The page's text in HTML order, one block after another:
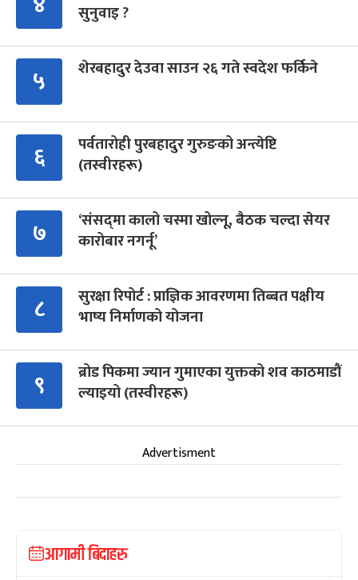
सुनुवाइ ?
५ शेरबहादुर देउवा साउन २६ गते स्वदेश फर्किने
६
पर्वतारोही पुरबहादुर गुरुङको अन्त्येष्टि
(तस्वीरहरू)
७
‘संसद्‍मा कालो चस्मा खोल्नू, बैठक चल्दा सेयर
कारोबार नगर्नू’
८
सुरक्षा रिपोर्ट : प्राज्ञिक आवरणमा तिब्बत पक्षीय
भाष्य निर्माणको योजना
९
ब्रोड पिकमा ज्यान गुमाएका युक्तको शव काठमाडौं
ल्याइयो (तस्वीरहरू)
Advertisment
आगामी बिदाहरु